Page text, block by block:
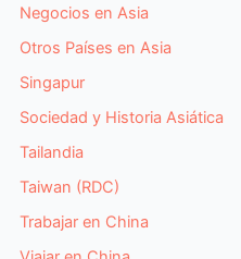
Negocios en Asia
Otros Países en Asia
Singapur
Sociedad y Historia Asiática
Tailandia
Taiwan (RDC)
Trabajar en China